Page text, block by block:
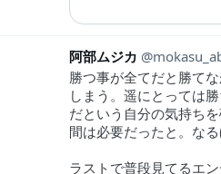
阿部ムジカ
勝つ事が全てだと勝て
しまう。遥にとっては
だという自分の気持ち
間は必要だったと。なる
ラストで普段見てるエ